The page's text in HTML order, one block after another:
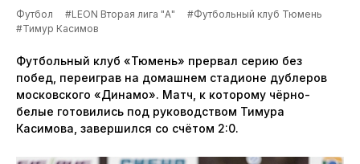
Футбол
#LEON Вторая лига "А"
#Футбольный клуб Тюмень
#Тимур Касимов
Футбольный клуб «Тюмень» прервал серию без
побед, переиграв на домашнем стадионе дублеров
московского «Динамо». Матч, к которому чёрно-
белые готовились под руководством Тимура
Касимова, завершился со счётом 2:0.